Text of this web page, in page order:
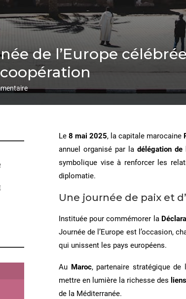
de l’Europe
Le8 mai 2025, la capitale marocaine
annuel organisé par ladélégation de
symbolique vise à renforcer les
diplomatie.
Une journée de paix et
Instituée pour commémorer la
Journée de l’Europe est l’occasion,
qui unissent les pays européens.
Au Maroc, partenaire stratégique de
mettre en lumière la richesse des
de la Méditerranée.